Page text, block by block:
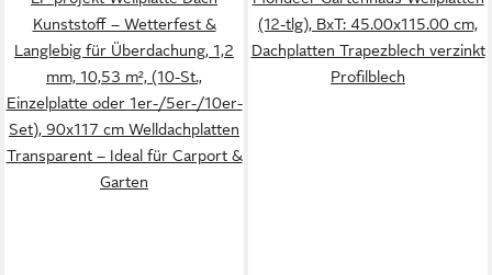
Kunststoff – Wetterfest &
Langlebig für Überdachung, 1,2
mm, 10,53 m², (10-St.,
Einzelplatte oder 1er-/5er-/10er-
Set), 90x117 cm Welldachplatten
Transparent – Ideal für Carport &
Garten
(12-tlg), BxT: 45.00x115.00 cm,
Dachplatten Trapezblech verzinkt
Profilblech